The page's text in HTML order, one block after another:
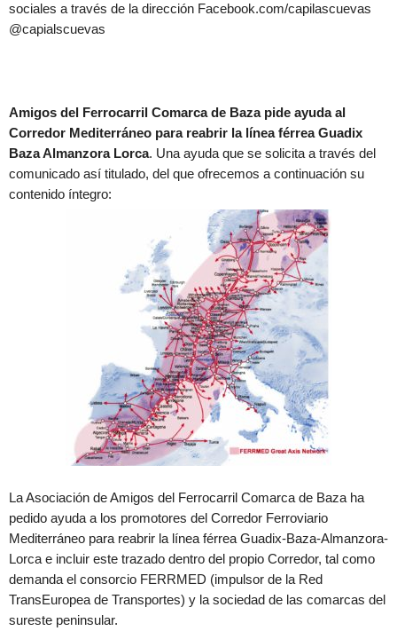
sociales a través de la dirección Facebook.com/capilascuevas
@capialscuevas
Amigos del Ferrocarril Comarca de Baza pide ayuda al
Corredor Mediterráneo para reabrir la línea férrea Guadix
Baza Almanzora Lorca. Una ayuda que se solicita a través del
comunicado así titulado, del que ofrecemos a continuación su
contenido íntegro:
La Asociación de Amigos del Ferrocarril Comarca de Baza ha
pedido ayuda a los promotores del Corredor Ferroviario
Mediterráneo para reabrir la línea férrea Guadix-Baza-Almanzora-
Lorca e incluir este trazado dentro del propio Corredor, tal como
demanda el consorcio FERRMED (impulsor de la Red
TransEuropea de Transportes) y la sociedad de las comarcas del
sureste peninsular.